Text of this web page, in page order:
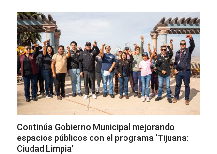
Continúa Gobierno Municipal mejorando
espacios públicos con el programa ‘Tijuana:
Ciudad Limpia’